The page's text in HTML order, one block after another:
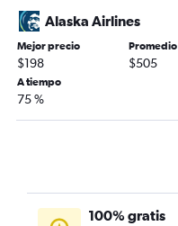
Alaska Airlines
Mejor precio
$198
Promedio
$505
A tiempo
75 %
100% gratis